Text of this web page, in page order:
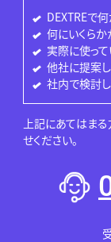
DEXTREで
何にいくら
実際に使っ
他社に提案
社内で検討
上記にあてはま
せください。